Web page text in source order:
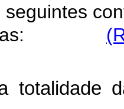
outras:
totalidade